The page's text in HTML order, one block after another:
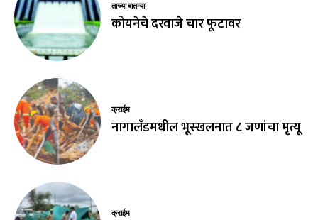
ताज्या बातम्या
कोयनेचे दरवाजे चार फूटावर
क्राईम
नागालँडमधील भूस्खलनात ८ जणांचा मृत्यू
क्राईम